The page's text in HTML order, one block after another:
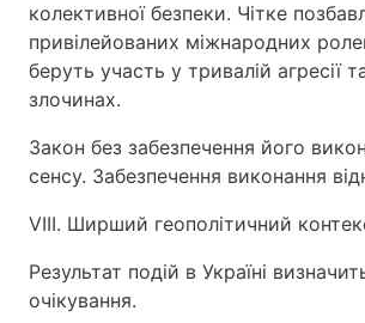
колективної безпеки. Чітке
привілейованих міжнародних
беруть участь у тривалій агресії
злочинах.
Закон без забезпечення його
сенсу. Забезпечення виконання
VIII. Ширший геополітичний
Результат подій в Україні
очікування.